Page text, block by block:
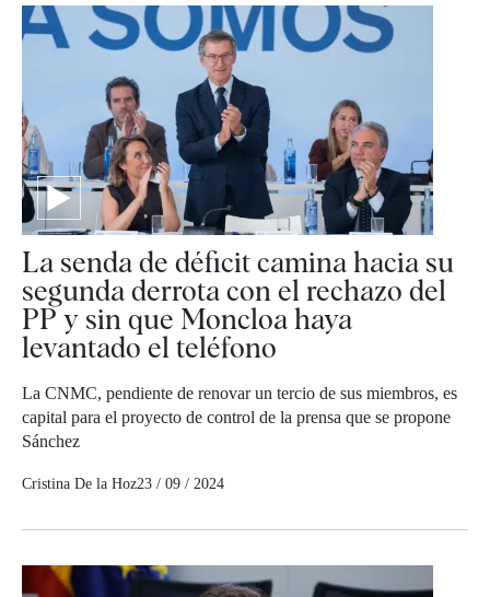
La senda de déficit camina hacia su
segunda derrota con el rechazo del
PP y sin que Moncloa haya
levantado el teléfono
La CNMC, pendiente de renovar un tercio de sus miembros, es
capital para el proyecto de control de la prensa que se propone
Sánchez
Cristina De la Hoz23 / 09 / 2024